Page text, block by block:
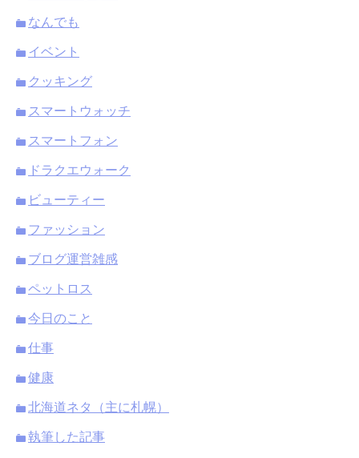
なんでも
イベント
クッキング
スマートウォッチ
スマートフォン
ドラクエウォーク
ビューティー
ファッション
ブログ運営雑感
ペットロス
今日のこと
仕事
健康
北海道ネタ（主に札幌）
執筆した記事